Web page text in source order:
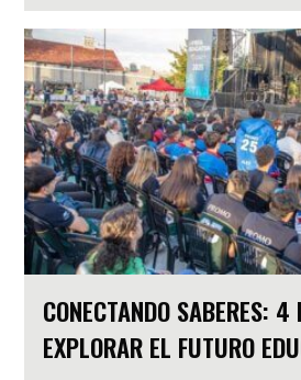
CONECTANDO SABERES:
EXPLORAR EL FUTURO